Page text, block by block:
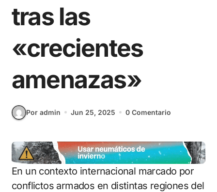
tras las
«crecientes
amenazas»
Por admin Jun 25, 2025 0 Comentario
En un contexto internacional marcado por
conflictos armados en distintas regiones del